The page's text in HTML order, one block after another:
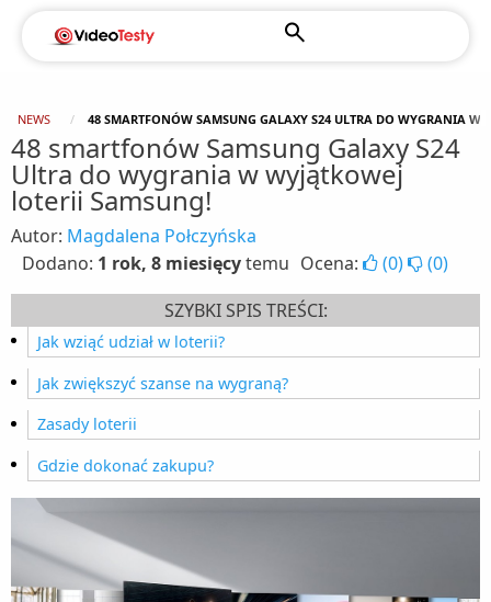
NEWS 48 SMARTFONÓW SAMSUNG GALAXY S24 ULTRA DO WYGRANIA W
48 smartfonów Samsung Galaxy S24
Ultra do wygrania w wyjątkowej
loterii Samsung!
Autor: Magdalena Połczyńska
Dodano: 1 rok, 8 miesięcytemu Ocena: (0) (0)
SZYBKI SPIS TREŚCI:
Jak wziąć udział w loterii?
Jak zwiększyć szanse na wygraną?
Zasady loterii
Gdzie dokonać zakupu?